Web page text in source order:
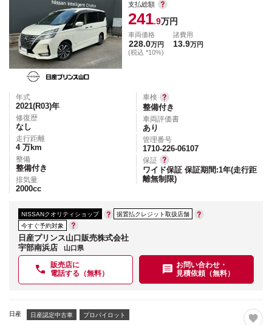
支払総額
241.9万円
車両価格
228.0万円
(税込 *10%)
諸費用
13.9万円
年式
2021(R03)年
修復歴
なし
走行距離
4 万km
整備
整備付き
排気量
2000cc
車検
整備付き
車両評価書
あり
管理番号
1710-226-06107
保証
ワイド保証 保証期間:1年(走行距
離無制限)
NISSANクオリティショップ
据置払クレジット取扱店舗
今すぐ予約対象
日産プリンス山口販売株式会社
宇部南浜店
山口県
販売店に
電話する（無料）
お問い合わせ・
見積依頼（無料）
日産 日産認定中古車 プロパイロット